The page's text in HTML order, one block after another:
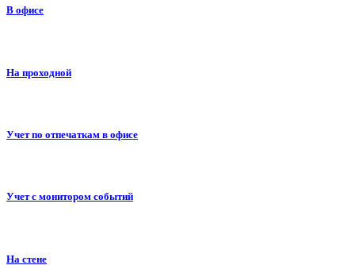
В офисе
На проходной
Учет по отпечаткам в офисе
Учет с монитором событий
На стене